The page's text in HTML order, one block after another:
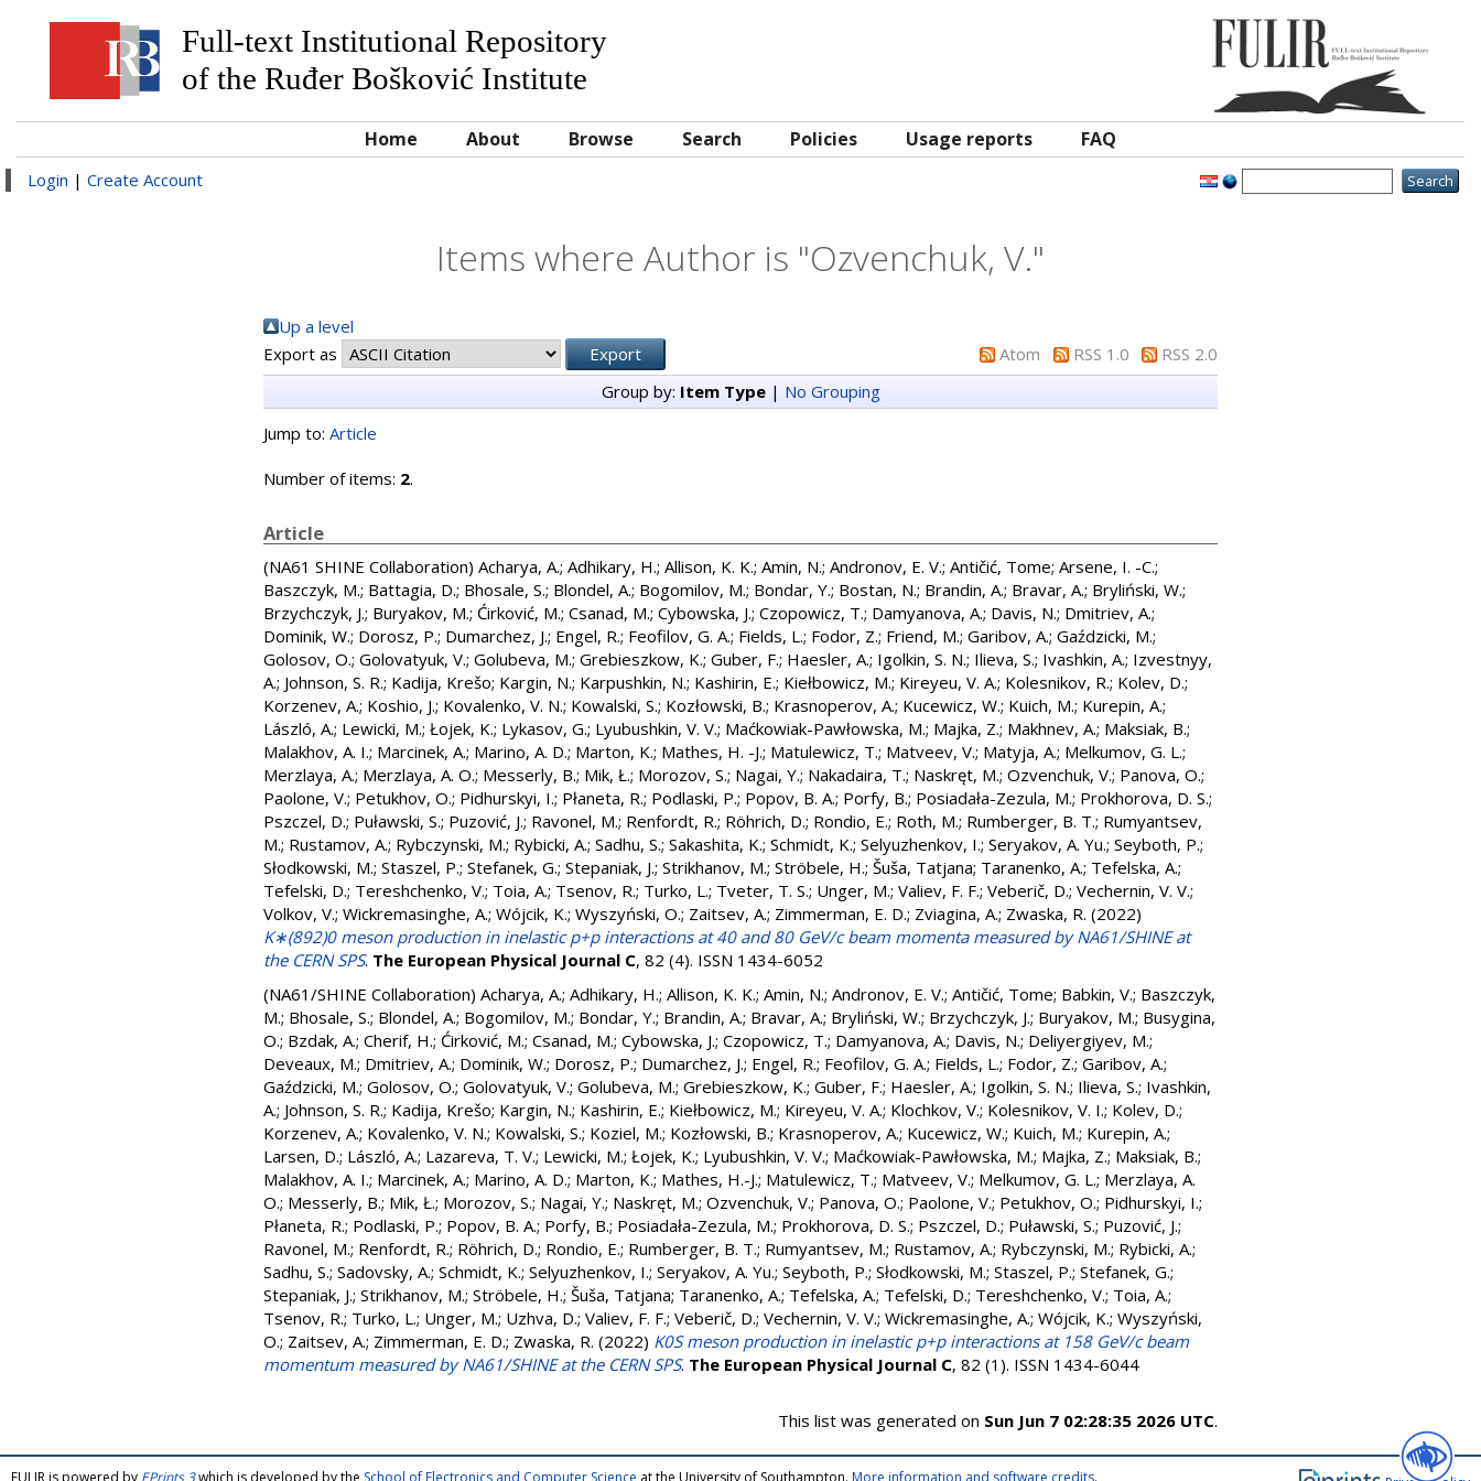
Full-text Institutional Repository
of the Ruđer Bošković Institute
Home About Browse Search Policies Usage reports FAQ
Login | Create Account
Items where Author is "Ozvenchuk, V."
Up a level
Export as
Atom RSS 1.0
RSS 2.0
Group by: Item Type| No Grouping
Jump to: Article
Number of items: 2.
Article
(NA61 SHINE Collaboration) Acharya, A.; Adhikary, H.; Allison, K. K.; Amin, N.; Andronov, E. V.; Antičić, Tome; Arsene, I. -C.;
Baszczyk, M.; Battagia, D.; Bhosale, S.; Blondel, A.; Bogomilov, M.; Bondar, Y.; Bostan, N.; Brandin, A.; Bravar, A.; Bryliński, W.;
Brzychczyk, J.; Buryakov, M.; Ćirković, M.; Csanad, M.; Cybowska, J.; Czopowicz, T.; Damyanova, A.; Davis, N.; Dmitriev, A.;
Dominik, W.; Dorosz, P.; Dumarchez, J.; Engel, R.; Feofilov, G. A.; Fields, L.; Fodor, Z.; Friend, M.; Garibov, A.; Gaździcki, M.;
Golosov, O.; Golovatyuk, V.; Golubeva, M.; Grebieszkow, K.; Guber, F.; Haesler, A.; Igolkin, S. N.; Ilieva, S.; Ivashkin, A.; Izvestnyy,
A.; Johnson, S. R.; Kadija, Krešo; Kargin, N.; Karpushkin, N.; Kashirin, E.; Kiełbowicz, M.; Kireyeu, V. A.; Kolesnikov, R.; Kolev, D.;
Korzenev, A.; Koshio, J.; Kovalenko, V. N.; Kowalski, S.; Kozłowski, B.; Krasnoperov, A.; Kucewicz, W.; Kuich, M.; Kurepin, A.;
László, A.; Lewicki, M.; Łojek, K.; Lykasov, G.; Lyubushkin, V. V.; Maćkowiak-Pawłowska, M.; Majka, Z.; Makhnev, A.; Maksiak, B.;
Malakhov, A. I.; Marcinek, A.; Marino, A. D.; Marton, K.; Mathes, H. -J.; Matulewicz, T.; Matveev, V.; Matyja, A.; Melkumov, G. L.;
Merzlaya, A.; Merzlaya, A. O.; Messerly, B.; Mik, Ł.; Morozov, S.; Nagai, Y.; Nakadaira, T.; Naskręt, M.; Ozvenchuk, V.; Panova, O.;
Paolone, V.; Petukhov, O.; Pidhurskyi, I.; Płaneta, R.; Podlaski, P.; Popov, B. A.; Porfy, B.; Posiadała-Zezula, M.; Prokhorova, D. S.;
Pszczel, D.; Puławski, S.; Puzović, J.; Ravonel, M.; Renfordt, R.; Röhrich, D.; Rondio, E.; Roth, M.; Rumberger, B. T.; Rumyantsev,
M.; Rustamov, A.; Rybczynski, M.; Rybicki, A.; Sadhu, S.; Sakashita, K.; Schmidt, K.; Selyuzhenkov, I.; Seryakov, A. Yu.; Seyboth, P.;
Słodkowski, M.; Staszel, P.; Stefanek, G.; Stepaniak, J.; Strikhanov, M.; Ströbele, H.; Šuša, Tatjana; Taranenko, A.; Tefelska, A.;
Tefelski, D.; Tereshchenko, V.; Toia, A.; Tsenov, R.; Turko, L.; Tveter, T. S.; Unger, M.; Valiev, F. F.; Veberič, D.; Vechernin, V. V.;
Volkov, V.; Wickremasinghe, A.; Wójcik, K.; Wyszyński, O.; Zaitsev, A.; Zimmerman, E. D.; Zviagina, A.; Zwaska, R. (2022)
K∗(892)0 meson production in inelastic p+p interactions at 40 and 80 GeV/c beam momenta measured by NA61/SHINE at
the CERN SPS. The European Physical Journal C, 82 (4). ISSN 1434-6052
(NA61/SHINE Collaboration) Acharya, A.; Adhikary, H.; Allison, K. K.; Amin, N.; Andronov, E. V.; Antičić, Tome; Babkin, V.; Baszczyk,
M.; Bhosale, S.; Blondel, A.; Bogomilov, M.; Bondar, Y.; Brandin, A.; Bravar, A.; Bryliński, W.; Brzychczyk, J.; Buryakov, M.; Busygina,
O.; Bzdak, A.; Cherif, H.; Ćirković, M.; Csanad, M.; Cybowska, J.; Czopowicz, T.; Damyanova, A.; Davis, N.; Deliyergiyev, M.;
Deveaux, M.; Dmitriev, A.; Dominik, W.; Dorosz, P.; Dumarchez, J.; Engel, R.; Feofilov, G. A.; Fields, L.; Fodor, Z.; Garibov, A.;
Gaździcki, M.; Golosov, O.; Golovatyuk, V.; Golubeva, M.; Grebieszkow, K.; Guber, F.; Haesler, A.; Igolkin, S. N.; Ilieva, S.; Ivashkin,
A.; Johnson, S. R.; Kadija, Krešo; Kargin, N.; Kashirin, E.; Kiełbowicz, M.; Kireyeu, V. A.; Klochkov, V.; Kolesnikov, V. I.; Kolev, D.;
Korzenev, A.; Kovalenko, V. N.; Kowalski, S.; Koziel, M.; Kozłowski, B.; Krasnoperov, A.; Kucewicz, W.; Kuich, M.; Kurepin, A.;
Larsen, D.; László, A.; Lazareva, T. V.; Lewicki, M.; Łojek, K.; Lyubushkin, V. V.; Maćkowiak-Pawłowska, M.; Majka, Z.; Maksiak, B.;
Malakhov, A. I.; Marcinek, A.; Marino, A. D.; Marton, K.; Mathes, H.-J.; Matulewicz, T.; Matveev, V.; Melkumov, G. L.; Merzlaya, A.
O.; Messerly, B.; Mik, Ł.; Morozov, S.; Nagai, Y.; Naskręt, M.; Ozvenchuk, V.; Panova, O.; Paolone, V.; Petukhov, O.; Pidhurskyi, I.;
Płaneta, R.; Podlaski, P.; Popov, B. A.; Porfy, B.; Posiadała-Zezula, M.; Prokhorova, D. S.; Pszczel, D.; Puławski, S.; Puzović, J.;
Ravonel, M.; Renfordt, R.; Röhrich, D.; Rondio, E.; Rumberger, B. T.; Rumyantsev, M.; Rustamov, A.; Rybczynski, M.; Rybicki, A.;
Sadhu, S.; Sadovsky, A.; Schmidt, K.; Selyuzhenkov, I.; Seryakov, A. Yu.; Seyboth, P.; Słodkowski, M.; Staszel, P.; Stefanek, G.;
Stepaniak, J.; Strikhanov, M.; Ströbele, H.; Šuša, Tatjana; Taranenko, A.; Tefelska, A.; Tefelski, D.; Tereshchenko, V.; Toia, A.;
Tsenov, R.; Turko, L.; Unger, M.; Uzhva, D.; Valiev, F. F.; Veberič, D.; Vechernin, V. V.; Wickremasinghe, A.; Wójcik, K.; Wyszyński,
O.; Zaitsev, A.; Zimmerman, E. D.; Zwaska, R. (2022) K0S meson production in inelastic p+p interactions at 158 GeV/c beam
momentum measured by NA61/SHINE at the CERN SPS. The European Physical Journal C, 82 (1). ISSN 1434-6044
This list was generated on Sun Jun 7 02:28:35 2026 UTC.
FULIR is powered by EPrints 3which is developed by the School of Electronics and Computer Science at the University of Southampton. More information and software credits.